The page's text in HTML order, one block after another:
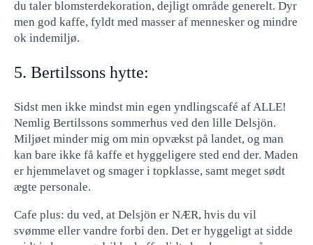
du taler blomsterdekoration, dejligt område generelt. Dyr
men god kaffe, fyldt med masser af mennesker og mindre
ok indemiljø.
5. Bertilssons hytte:
Sidst men ikke mindst min egen yndlingscafé af ALLE!
Nemlig Bertilssons sommerhus ved den lille Delsjön.
Miljøet minder mig om min opvækst på landet, og man
kan bare ikke få kaffe et hyggeligere sted end der. Maden
er hjemmelavet og smager i topklasse, samt meget sødt
ægte personale.
Cafe plus: du ved, at Delsjön er NÆR, hvis du vil
svømme eller vandre forbi den. Det er hyggeligt at sidde